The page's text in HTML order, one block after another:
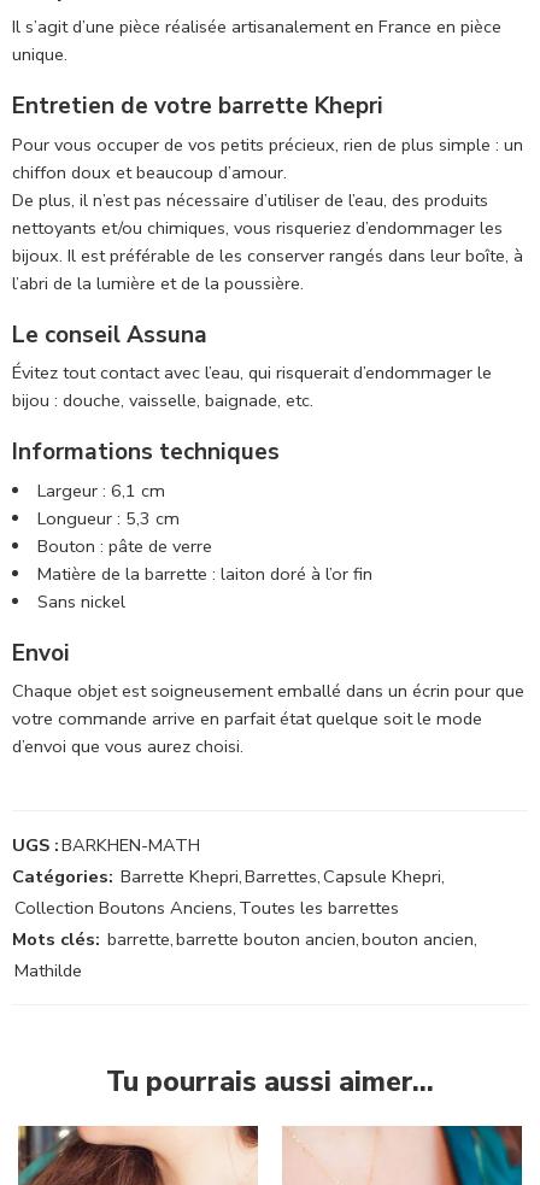
Il s’agit d’une pièce réalisée artisanalement en France en pièce
unique.
Entretien de votre barrette Khepri
Pour vous occuper de vos petits précieux, rien de plus simple : un
chiffon doux et beaucoup d’amour.
De plus, il n’est pas nécessaire d’utiliser de l’eau, des produits
nettoyants et/ou chimiques, vous risqueriez d’endommager les
bijoux. Il est préférable de les conserver rangés dans leur boîte, à
l’abri de la lumière et de la poussière.
Le conseil Assuna
Évitez tout contact avec l’eau, qui risquerait d’endommager le
bijou : douche, vaisselle, baignade, etc.
Informations techniques
Largeur : 6,1 cm
Longueur : 5,3 cm
Bouton : pâte de verre
Matière de la barrette : laiton doré à l’or fin
Sans nickel
Envoi
Chaque objet est soigneusement emballé dans un écrin pour que
votre commande arrive en parfait état quelque soit le mode
d’envoi que vous aurez choisi.
UGS :BARKHEN-MATH
Catégories: Barrette Khepri,Barrettes,Capsule Khepri,
Collection Boutons Anciens, Toutes les barrettes
Mots clés: barrette,barrette bouton ancien,bouton ancien,
Mathilde
Tu pourrais aussi aimer…